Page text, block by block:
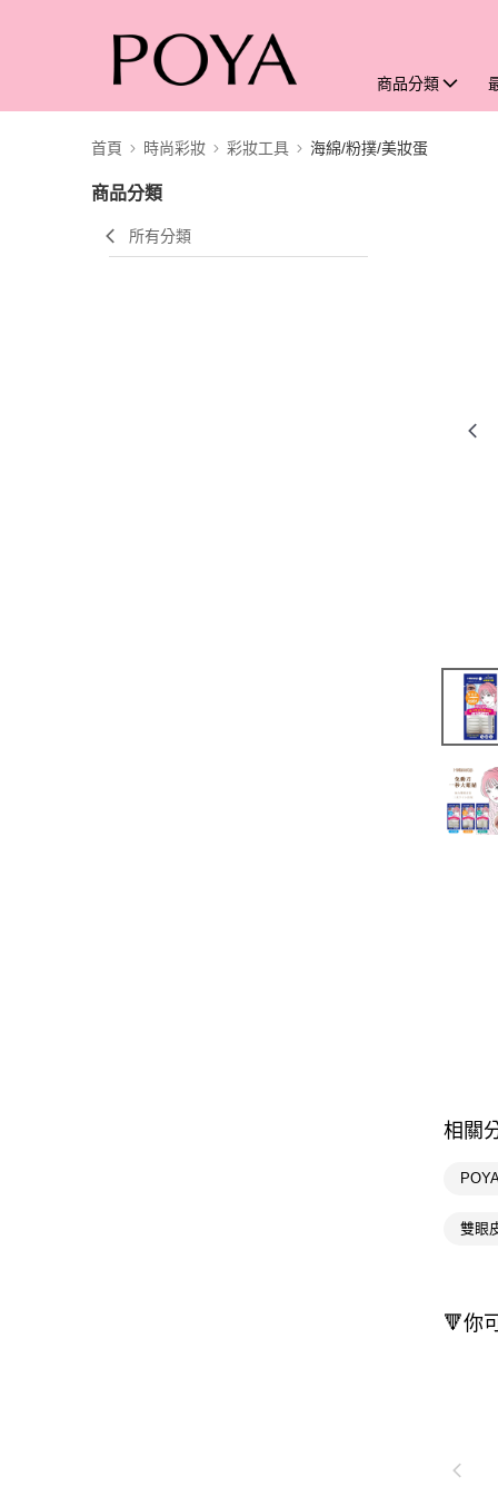
商品分類
首頁 時尚彩妝 彩妝工具 海綿/粉撲/美妝蛋
商品分類
所有分類
相關
雙眼
🔻你